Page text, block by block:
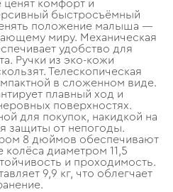
ценят комфорт и
быстросъёмный
положение малыша —
миру. Механическая
удобство для
Ручки из эко-кожи
Телескопическая
в сложенном виде.
плавный ход и
поверхностях.
для покупок, накидкой на
защиты от непогоды.
8 дюймов обеспечивают
колёса диаметром 11,5
и проходимость.
9,9 кг, что облегчает